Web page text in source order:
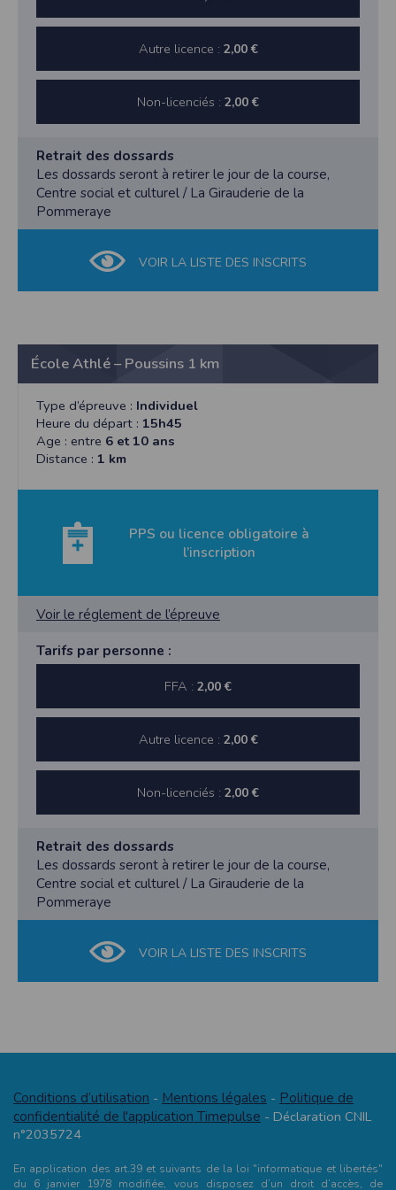
Autre licence : 2,00 €
Non-licenciés : 2,00 €
Retrait des dossards
Les dossards seront à retirer le jour de la course,
Centre social et culturel / La Girauderie de la
Pommeraye
VOIR LA LISTE DES INSCRITS
École Athlé – Poussins 1 km
Type d’épreuve : Individuel
Heure du départ : 15h45
Age : entre 6 et 10 ans
Distance : 1 km
PPS ou licence obligatoire à
l’inscription
Voir le réglement de l’épreuve
Tarifs par personne :
FFA : 2,00 €
Autre licence : 2,00 €
Non-licenciés : 2,00 €
Retrait des dossards
Les dossards seront à retirer le jour de la course,
Centre social et culturel / La Girauderie de la
Pommeraye
VOIR LA LISTE DES INSCRITS
Conditions d’utilisation - Mentions légales - Politique de
confidentialité de l'application Timepulse - Déclaration CNIL
n°2035724
En application des art.39 et suivants de la loi "informatique et libertés"
du 6 janvier 1978 modifiée, vous disposez d’un droit d’accès, de